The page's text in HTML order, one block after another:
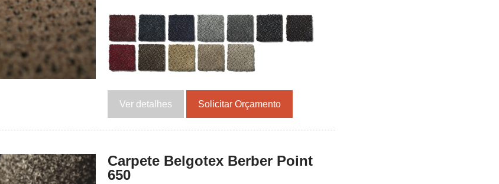
Ver detalhes Solicitar Orçamento
Carpete Belgotex Berber Point
650